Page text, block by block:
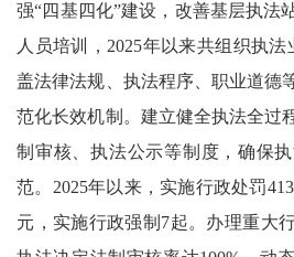
强“四基四化”建设，改善基层执法
人员培训，2025年以来共组织执
盖法律法规、执法程序、职业道德
范化长效机制。建立健全执法全过
制审核、执法公示等制度，确保
范。2025年以来，实施行政处罚
元，实施行政强制7起。办理重大